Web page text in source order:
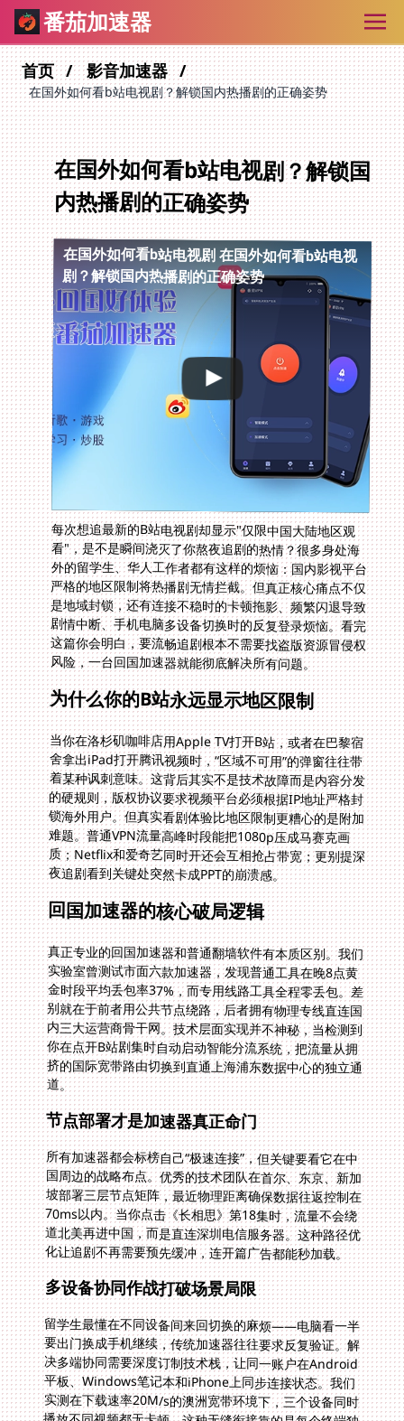
番茄加速器
首页 影音加速器
在国外如何看b站电视剧？解锁国内热播剧的正确姿势
在国外如何看b站电视剧？解锁国
内热播剧的正确姿势
在国外如何看b站电视剧 在国外如何看b站电视
剧？解锁国内热播剧的正确姿势
每次想追最新的B站电视剧却显示"仅限中国大陆地区观
看"，是不是瞬间浇灭了你熬夜追剧的热情？很多身处海
外的留学生、华人工作者都有这样的烦恼：国内影视平台
严格的地区限制将热播剧无情拦截。但真正核心痛点不仅
是地域封锁，还有连接不稳时的卡顿拖影、频繁闪退导致
剧情中断、手机电脑多设备切换时的反复登录烦恼。看完
这篇你会明白，要流畅追剧根本不需要找盗版资源冒侵权
风险，一台回国加速器就能彻底解决所有问题。
为什么你的B站永远显示地区限制
当你在洛杉矶咖啡店用Apple TV打开B站，或者在巴黎宿
舍拿出iPad打开腾讯视频时，“区域不可用”的弹窗往往带
着某种讽刺意味。这背后其实不是技术故障而是内容分发
的硬规则，版权协议要求视频平台必须根据IP地址严格封
锁海外用户。但真实看剧体验比地区限制更糟心的是附加
难题。普通VPN流量高峰时段能把1080p压成马赛克画
质；Netflix和爱奇艺同时开还会互相抢占带宽；更别提深
夜追剧看到关键处突然卡成PPT的崩溃感。
回国加速器的核心破局逻辑
真正专业的回国加速器和普通翻墙软件有本质区别。我们
实验室曾测试市面六款加速器，发现普通工具在晚8点黄
金时段平均丢包率37%，而专用线路工具全程零丢包。差
别就在于前者用公共节点绕路，后者拥有物理专线直连国
内三大运营商骨干网。技术层面实现并不神秘，当检测到
你在点开B站剧集时自动启动智能分流系统，把流量从拥
挤的国际宽带路由切换到直通上海浦东数据中心的独立通
道。
节点部署才是加速器真正命门
所有加速器都会标榜自己“极速连接”，但关键要看它在中
国周边的战略布点。优秀的技术团队在首尔、东京、新加
坡部署三层节点矩阵，最近物理距离确保数据往返控制在
70ms以内。当你点击《长相思》第18集时，流量不会绕
道北美再进中国，而是直连深圳电信服务器。这种路径优
化让追剧不再需要预先缓冲，连开篇广告都能秒加载。
多设备协同作战打破场景局限
留学生最懂在不同设备间来回切换的麻烦——电脑看一半
要出门换成手机继续，传统加速器往往要求反复验证。解
决多端协同需要深度订制技术栈，让同一账户在Android
平板、Windows笔记本和iPhone上同步连接状态。我们
实测在下载速率20M/s的澳洲宽带环境下，三个设备同时
播放不同视频都无卡顿，这种无缝衔接靠的是每个终端独